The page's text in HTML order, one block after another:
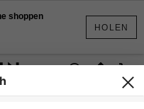
HOLEN
shoppen